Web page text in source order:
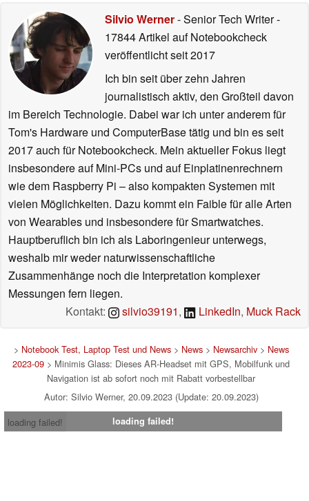
Silvio Werner- Senior Tech Writer-
17844 Artikel auf Notebookcheck
veröffentlichtseit 2017
Ich bin seit über zehn Jahren
journalistisch aktiv, den Großteil davon
im Bereich Technologie. Dabei war ich unter anderem für
Tom's Hardware und ComputerBase tätig und bin es seit
2017 auch für Notebookcheck. Mein aktueller Fokus liegt
insbesondere auf Mini-PCs und auf Einplatinenrechnern
wie dem Raspberry Pi – also kompakten Systemen mit
vielen Möglichkeiten. Dazu kommt ein Faible für alle Arten
von Wearables und insbesondere für Smartwatches.
Hauptberuflich bin ich als Laboringenieur unterwegs,
weshalb mir weder naturwissenschaftliche
Zusammenhänge noch die Interpretation komplexer
Messungen fern liegen.
Kontakt:
silvio39191, LinkedIn, Muck Rack
> Notebook Test, Laptop Test und News> News> Newsarchiv> News
2023-09 > Minimis Glass: Dieses AR-Headset mit GPS, Mobilfunk und
Navigation ist ab sofort noch mit Rabatt vorbestellbar
Autor: Silvio Werner, 20.09.2023 (Update: 20.09.2023)
loading failed!
loading failed!